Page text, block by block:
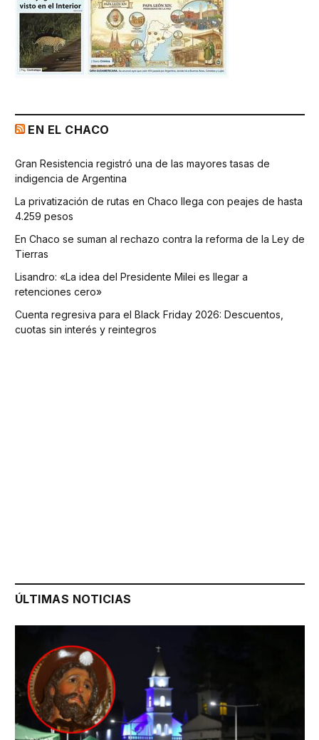
EN EL CHACO
Gran Resistencia registró una de las mayores tasas de
indigencia de Argentina
La privatización de rutas en Chaco llega con peajes de hasta
4.259 pesos
En Chaco se suman al rechazo contra la reforma de la Ley de
Tierras
Lisandro: «La idea del Presidente Milei es llegar a
retenciones cero»
Cuenta regresiva para el Black Friday 2026: Descuentos,
cuotas sin interés y reintegros
ÚLTIMAS NOTICIAS